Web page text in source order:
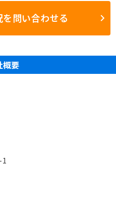
問い合わせる
概要